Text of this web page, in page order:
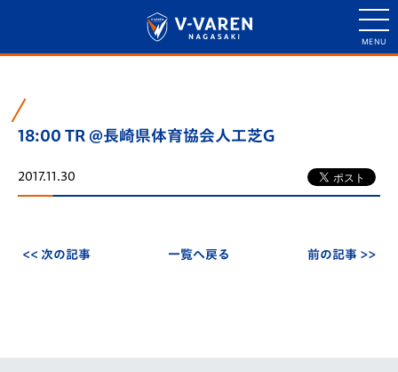
18:00 TR @長崎県体育協会人工芝G
2017.11.30
<< 次の記事 一覧へ戻る 前の記事 >>